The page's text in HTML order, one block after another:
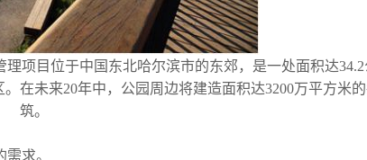
项目位于中国东北哈尔滨市的东郊，是一处面积达34.2
在未来20年中，公园周边将建造面积达3200万平方米
筑。
求。